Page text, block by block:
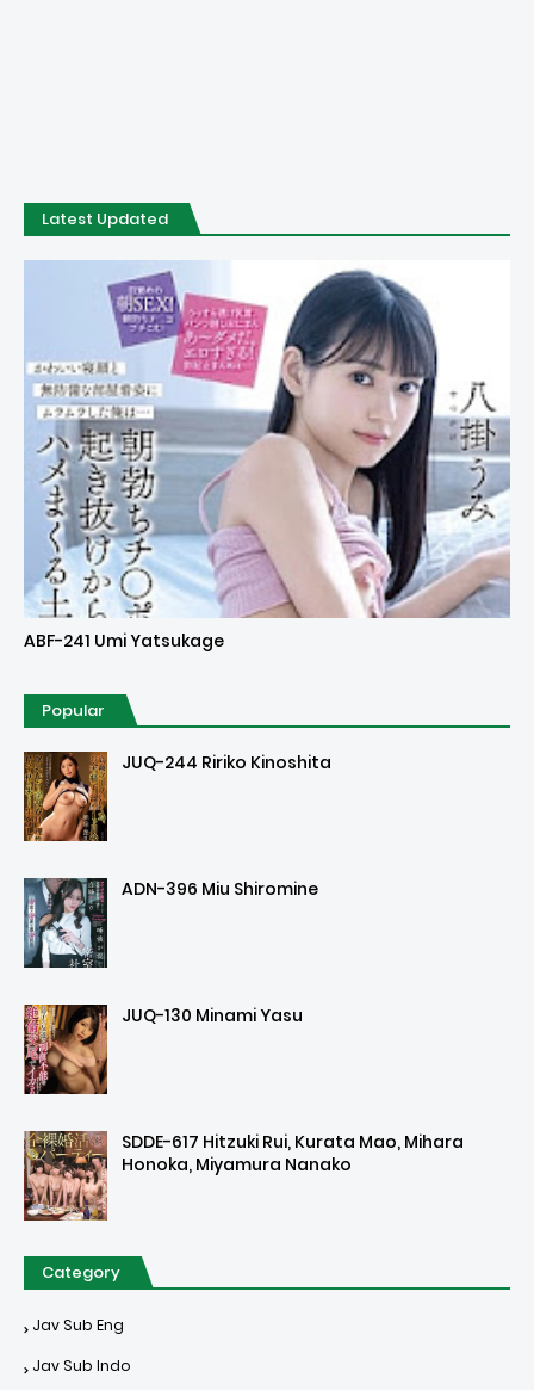
Latest Updated
Uncensored
ABF-241 Umi Yatsukage
Popular
JUQ-244 Ririko Kinoshita
ADN-396 Miu Shiromine
JUQ-130 Minami Yasu
SDDE-617 Hitzuki Rui, Kurata Mao, Mihara
Honoka, Miyamura Nanako
Category
Jav Sub Eng
Jav Sub Indo